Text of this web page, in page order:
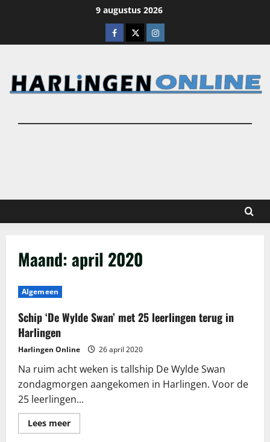
9 augustus 2026
Facebook
X Instagram
Maand:april 2020
Algemeen
Schip ‘De Wylde Swan’ met 25 leerlingen terug in
Harlingen
Harlingen Online 26 april 2020
Na ruim acht weken is tallship De Wylde Swan
zondagmorgen aangekomen in Harlingen. Voor de
25 leerlingen...
Lees meerLees
meer